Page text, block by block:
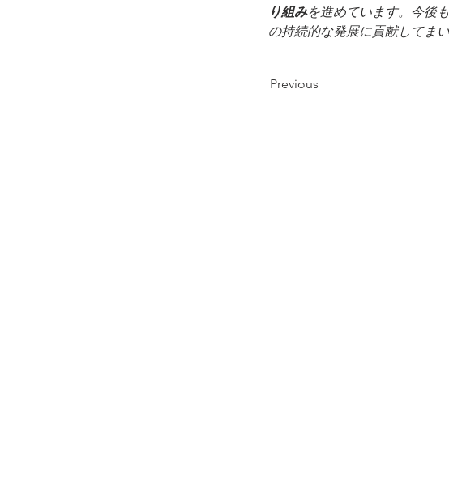
り組みを進めています。今後
の持続的な発展に貢献してまい
Previous